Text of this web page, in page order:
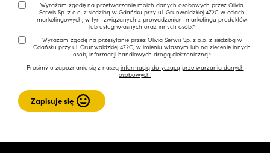
Wyrażam zgodę na przetwarzanie moich danych osobowych przez Olivia
Serwis Sp. z o.o. z siedzibą w Gdańsku przy ul. Grunwaldzkiej 472C w celach
marketingowych, w tym związanych z prowadzeniem marketingu produktów
lub usług własnych oraz innych osób.*
Wyrażam zgodę na przesyłanie przez Olivia Serwis Sp. z o.o. z siedzibą w
Gdańsku przy ul. Grunwaldzkiej 472C, w imieniu własnym lub na zlecenie innych
osób, informacji handlowych drogą elektroniczną.*
Prosimy o zapoznanie się z naszą informacją dotyczącą przetwarzania danych
osobowych.